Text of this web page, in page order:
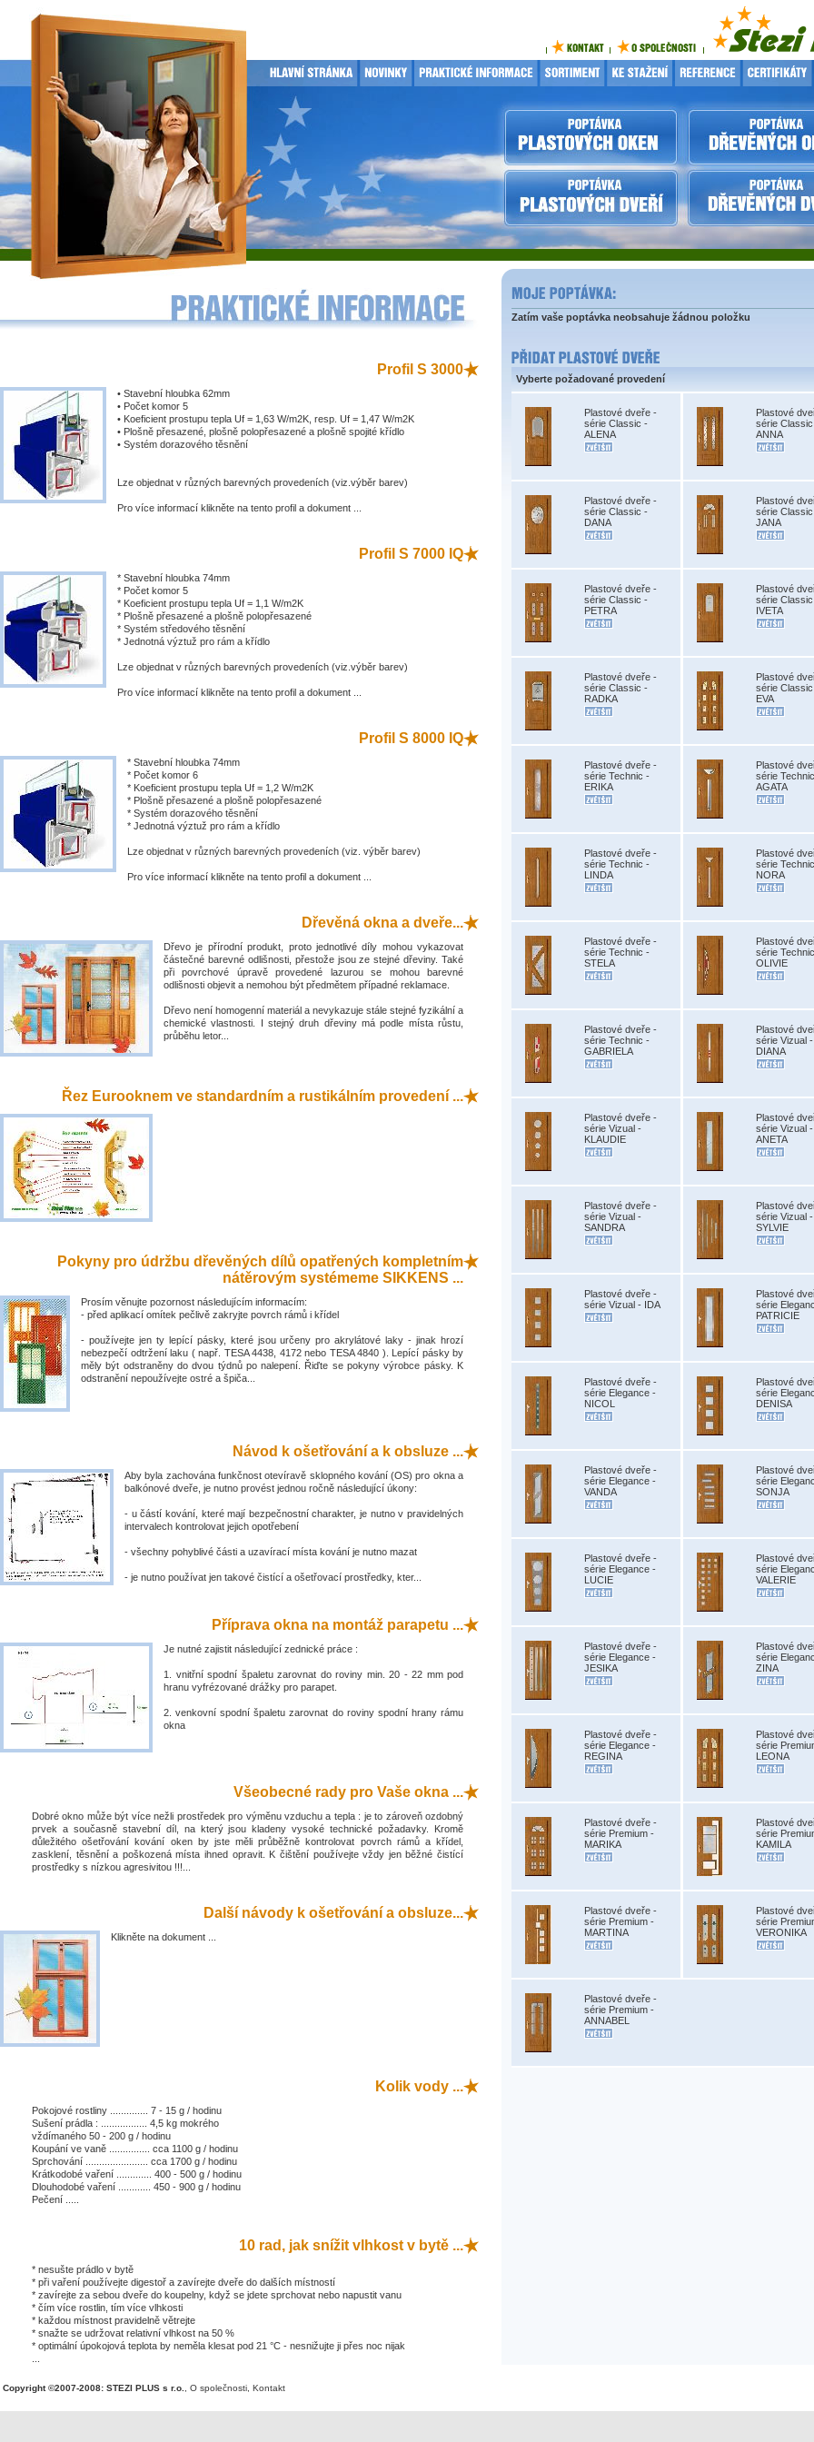
Profil S 3000
• Stavební hloubka 62mm
• Počet komor 5
• Koeficient prostupu tepla Uf = 1,63 W/m2K, resp. Uf = 1,47 W/m2K
• Plošně přesazené, plošně polopřesazené a plošně spojité křídlo
• Systém dorazového těsnění
Lze objednat v různých barevných provedeních (viz.výběr barev)
Pro více informací klikněte na tento profil a dokument ...
Profil S 7000 IQ
* Stavební hloubka 74mm
* Počet komor 5
* Koeficient prostupu tepla Uf = 1,1 W/m2K
* Plošně přesazené a plošně polopřesazené
* Systém středového těsnění
* Jednotná výztuž pro rám a křídlo
Lze objednat v různých barevných provedeních (viz.výběr barev)
Pro více informací klikněte na tento profil a dokument ...
Profil S 8000 IQ
* Stavební hloubka 74mm
* Počet komor 6
* Koeficient prostupu tepla Uf = 1,2 W/m2K
* Plošně přesazené a plošně polopřesazené
* Systém dorazového těsnění
* Jednotná výztuž pro rám a křídlo
Lze objednat v různých barevných provedeních (viz. výběr barev)
Pro více informací klikněte na tento profil a dokument ...
Dřevěná okna a dveře...
Dřevo je přírodní produkt, proto jednotlivé díly mohou vykazovat
částečné barevné odlišnosti, přestože jsou ze stejné dřeviny. Také
při povrchové úpravě provedené lazurou se mohou barevné
odlišnosti objevit a nemohou být předmětem případné reklamace.
Dřevo není homogenní materiál a nevykazuje stále stejné fyzikální a
chemické vlastnosti. I stejný druh dřeviny má podle místa růstu,
průběhu letor...
Řez Eurooknem ve standardním a rustikálním provedení ...
Pokyny pro údržbu dřevěných dílů opatřených kompletním
nátěrovým systémeme SIKKENS ...
Prosím věnujte pozornost následujícím informacím:
- před aplikací omítek pečlivě zakryjte povrch rámů i křídel
- používejte jen ty lepící pásky, které jsou určeny pro akrylátové laky - jinak hrozí
nebezpečí odtržení laku ( např. TESA 4438, 4172 nebo TESA 4840 ). Lepící pásky by
měly být odstraněny do dvou týdnů po nalepení. Řiďte se pokyny výrobce pásky. K
odstranění nepoužívejte ostré a špiča...
Návod k ošetřování a k obsluze ...
Aby byla zachována funkčnost otevíravě sklopného kování (OS) pro okna a
balkónové dveře, je nutno provést jednou ročně následující úkony:
- u částí kování, které mají bezpečnostní charakter, je nutno v pravidelných
intervalech kontrolovat jejich opotřebení
- všechny pohyblivé části a uzavírací místa kování je nutno mazat
- je nutno používat jen takové čistící a ošetřovací prostředky, kter...
Příprava okna na montáž parapetu ...
Je nutné zajistit následující zednické práce :
1. vnitřní spodní špaletu zarovnat do roviny min. 20 - 22 mm pod
hranu vyfrézované drážky pro parapet.
2. venkovní spodní špaletu zarovnat do roviny spodní hrany rámu
okna
Všeobecné rady pro Vaše okna ...
Dobré okno může být více nežli prostředek pro výměnu vzduchu a tepla : je to zároveň ozdobný
prvek a současně stavební díl, na který jsou kladeny vysoké technické požadavky. Kromě
důležitého ošetřování kování oken by jste měli průběžně kontrolovat povrch rámů a křídel,
zasklení, těsnění a poškozená místa ihned opravit. K čištění používejte vždy jen běžné čistící
prostředky s nízkou agresivitou !!!...
Další návody k ošetřování a obsluze...
Klikněte na dokument ...
Kolik vody ...
Pokojové rostliny .............. 7 - 15 g / hodinu
Sušení prádla : ................. 4,5 kg mokrého
vždímaného 50 - 200 g / hodinu
Koupání ve vaně ............... cca 1100 g / hodinu
Sprchování ....................... cca 1700 g / hodinu
Krátkodobé vaření ............. 400 - 500 g / hodinu
Dlouhodobé vaření ............ 450 - 900 g / hodinu
Pečení .....
10 rad, jak snížit vlhkost v bytě ...
* nesušte prádlo v bytě
* při vaření používejte digestoř a zavírejte dveře do dalších místností
* zavírejte za sebou dveře do koupelny, když se jdete sprchovat nebo napustit vanu
* čím více rostlin, tím více vlhkosti
* každou místnost pravidelně větrejte
* snažte se udržovat relativní vlhkost na 50 %
* optimální úpokojová teplota by neměla klesat pod 21 °C - nesnižujte ji přes noc nijak
Zatím vaše poptávka neobsahuje žádnou položku
Vyberte požadované provedení
Plastové dveře -
série Classic -
ALENA
Plastové
série
ANNA
Plastové dveře -
série Classic -
DANA
Plastové
série
JANA
Plastové dveře -
série Classic -
PETRA
Plastové
série
IVETA
Plastové dveře -
série Classic -
RADKA
Plastové
série
EVA
Plastové dveře -
série Technic -
ERIKA
Plastové
série
AGATA
Plastové dveře -
série Technic -
LINDA
Plastové
série
NORA
Plastové dveře -
série Technic -
STELA
Plastové
série
OLIVIE
Plastové dveře -
série Technic -
GABRIELA
Plastové
série Vizual -
DIANA
Plastové dveře -
série Vizual -
KLAUDIE
Plastové
série Vizual -
ANETA
Plastové dveře -
série Vizual -
SANDRA
Plastové
série Vizual -
SYLVIE
Plastové dveře -
série Vizual - IDA
Plastové
série
PATRICIE
Plastové dveře -
série Elegance -
NICOL
Plastové
série
DENISA
Plastové dveře -
série Elegance -
VANDA
Plastové
série
SONJA
Plastové dveře -
série Elegance -
LUCIE
Plastové
série
VALERIE
Plastové dveře -
série Elegance -
JESIKA
Plastové
série
ZINA
Plastové dveře -
série Elegance -
REGINA
Plastové
série
LEONA
Plastové dveře -
série Premium -
MARIKA
Plastové
série
KAMILA
Plastové dveře -
série Premium -
MARTINA
Plastové
série
VERONIKA
Plastové dveře -
série Premium -
ANNABEL
Copyright ©2007-2008: STEZI PLUS s r.o. O společnosti Kontakt